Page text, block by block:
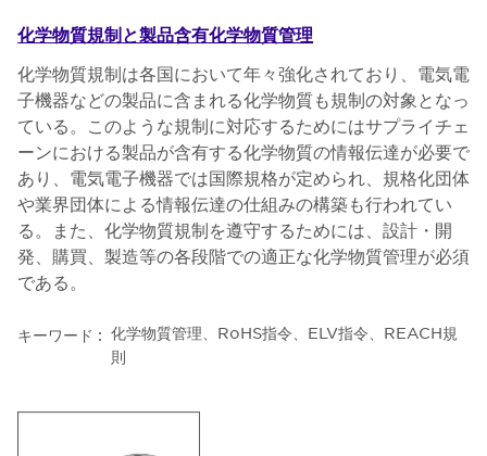
化学物質規制と製品含有化学物質管理
化学物質規制は各国において年々強化されており、電気電
子機器などの製品に含まれる化学物質も規制の対象となっ
ている。このような規制に対応するためにはサプライチェ
ーンにおける製品が含有する化学物質の情報伝達が必要で
あり、電気電子機器では国際規格が定められ、規格化団体
や業界団体による情報伝達の仕組みの構築も行われてい
る。また、化学物質規制を遵守するためには、設計・開
発、購買、製造等の各段階での適正な化学物質管理が必須
である。
キーワード : 化学物質管理、RoHS指令、ELV指令、REACH規
則